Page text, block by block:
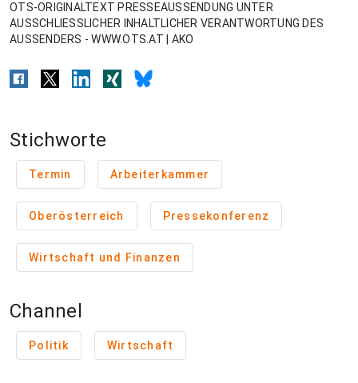
OTS-ORIGINALTEXT PRESSEAUSSENDUNG UNTER
AUSSCHLIESSLICHER INHALTLICHER VERANTWORTUNG DES
AUSSENDERS - WWW.OTS.AT | AKO
Stichworte
Termin Arbeiterkammer
Oberösterreich Pressekonferenz
Wirtschaft und Finanzen
Channel
Politik Wirtschaft